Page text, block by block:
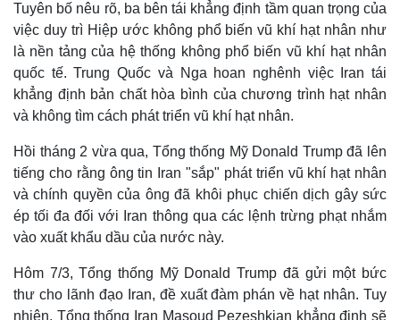
Kinh tế
Khởi nghiệp
Thị trường
Tiêu dùng
Tỷ giá
Tuyên bố nêu rõ, ba bên tái khẳng định tầm quan trọng của
việc duy trì Hiệp ước không phổ biến vũ khí hạt nhân như
là nền tảng của hệ thống không phổ biến vũ khí hạt nhân
quốc tế. Trung Quốc và Nga hoan nghênh việc Iran tái
khẳng định bản chất hòa bình của chương trình hạt nhân
và không tìm cách phát triển vũ khí hạt nhân.
Hồi tháng 2 vừa qua, Tổng thống Mỹ Donald Trump đã lên
tiếng cho rằng ông tin Iran "sắp" phát triển vũ khí hạt nhân
và chính quyền của ông đã khôi phục chiến dịch gây sức
ép tối đa đối với Iran thông qua các lệnh trừng phạt nhắm
vào xuất khẩu dầu của nước này.
Hôm 7/3, Tổng thống Mỹ Donald Trump đã gửi một bức
thư cho lãnh đạo Iran, đề xuất đàm phán về hạt nhân. Tuy
nhiên, Tổng thống Iran Masoud Pezeshkian khẳng định sẽ